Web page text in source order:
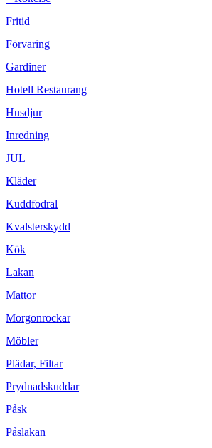
Fritid
Förvaring
Gardiner
Hotell Restaurang
Husdjur
Inredning
JUL
Kläder
Kuddfodral
Kvalsterskydd
Kök
Lakan
Mattor
Morgonrockar
Möbler
Plädar, Filtar
Prydnadskuddar
Påsk
Påslakan